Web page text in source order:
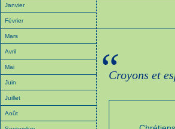
Janvier
Février
Mars
Avril
Mai
Juin
Juillet
Août
“
Croyons et